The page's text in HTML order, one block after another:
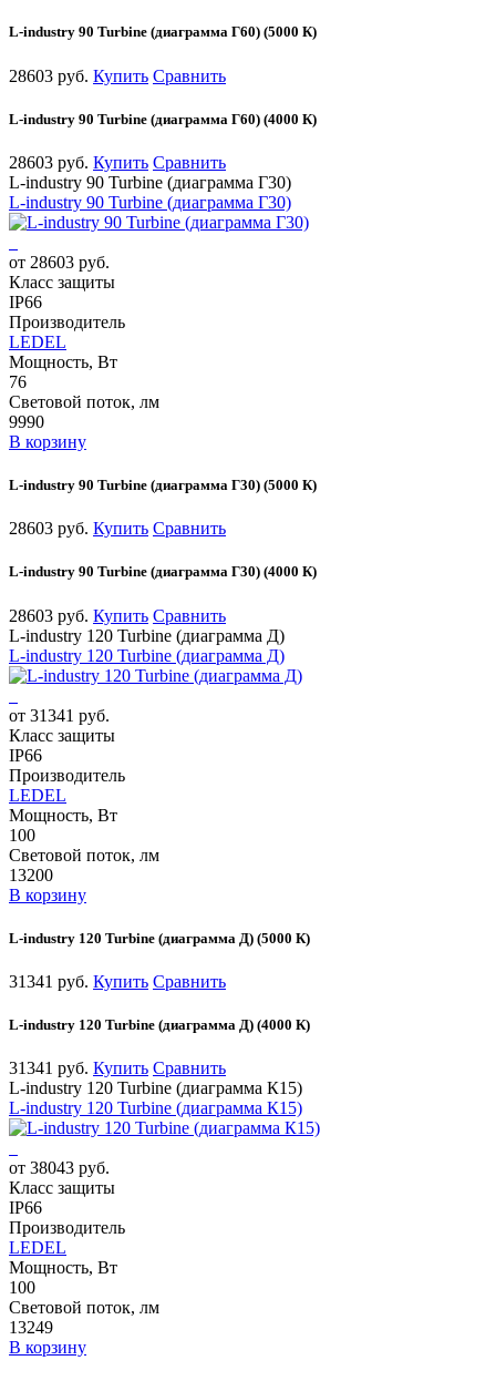
L-industry 90 Turbine (диаграмма Г60) (5000 К)
28603 руб. Купить Сравнить
L-industry 90 Turbine (диаграмма Г60) (4000 К)
28603 руб. Купить Сравнить
L-industry 90 Turbine (диаграмма Г30)
L-industry 90 Turbine (диаграмма Г30)
от 28603 руб.
Класс защиты
IP66
Производитель
LEDEL
Мощность, Вт
76
Световой поток, лм
9990
В корзину
L-industry 90 Turbine (диаграмма Г30) (5000 К)
28603 руб. Купить Сравнить
L-industry 90 Turbine (диаграмма Г30) (4000 К)
28603 руб. Купить Сравнить
L-industry 120 Turbine (диаграмма Д)
L-industry 120 Turbine (диаграмма Д)
от 31341 руб.
Класс защиты
IP66
Производитель
LEDEL
Мощность, Вт
100
Световой поток, лм
13200
В корзину
L-industry 120 Turbine (диаграмма Д) (5000 К)
31341 руб. Купить Сравнить
L-industry 120 Turbine (диаграмма Д) (4000 К)
31341 руб. Купить Сравнить
L-industry 120 Turbine (диаграмма К15)
L-industry 120 Turbine (диаграмма К15)
от 38043 руб.
Класс защиты
IP66
Производитель
LEDEL
Мощность, Вт
100
Световой поток, лм
13249
В корзину